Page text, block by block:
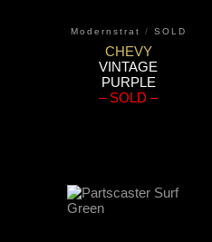
Modernstrat / SOLD
CHEVY
VINTAGE
PURPLE
– SOLD –